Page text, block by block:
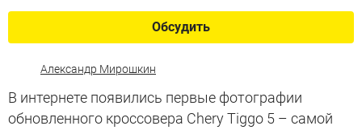
Обсудить
Александр Мирошкин
В интернете появились первые фотографии
обновленного кроссовера Chery Tiggo 5 – самой